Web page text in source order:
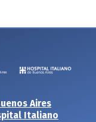
Aires
Italiano